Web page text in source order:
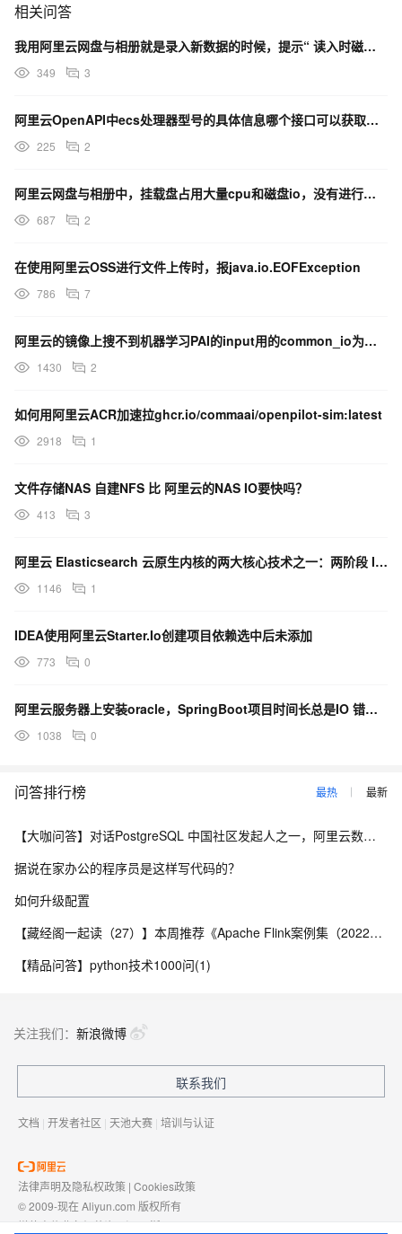
相关问答
我用阿里云网盘与相册就是录入新数据的时候，提示“ 读入时磁盘IO错误”， 之前遇到过这个问题吗？
349 3
阿里云OpenAPI中ecs处理器型号的具体信息哪个接口可以获取？想要查看处理器的io信息。
225 2
阿里云网盘与相册中，挂载盘占用大量cpu和磁盘io，没有进行读写操作是怎么回事？
687 2
在使用阿里云OSS进行文件上传时，报java.io.EOFException
786 7
阿里云的镜像上搜不到机器学习PAI的input用的common_io为什么？
1430 2
如何用阿里云ACR加速拉ghcr.io/commaai/openpilot-sim:latest
2918 1
文件存储NAS 自建NFS 比 阿里云的NAS IO要快吗？
413 3
阿里云 Elasticsearch 云原生内核的两大核心技术之一：两阶段 IO fence 核心要解
1146 1
IDEA使用阿里云Starter.Io创建项目依赖选中后未添加
773 0
阿里云服务器上安装oracle，SpringBoot项目时间长总是IO 错误: Socket rea
1038 0
问答排行榜 最热 最新
【大咖问答】对话PostgreSQL 中国社区发起人之一，阿里云数据库高级专家 德哥
据说在家办公的程序员是这样写代码的？
如何升级配置
【藏经阁一起读（27）】本周推荐《Apache Flink案例集（2022版）》，你有哪些心得？
【精品问答】python技术1000问(1)
关注我们： 新浪微博
联系我们
文档 | 开发者社区 | 天池大赛 | 培训与认证
法律声明及隐私权政策 | Cookies政策
© 2009-现在 Aliyun.com 版权所有
增值电信业务经营许可证： 浙B2-20080101